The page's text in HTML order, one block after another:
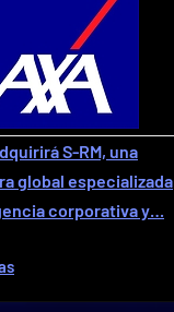
S-RM, una
global especializada
corporativa y…